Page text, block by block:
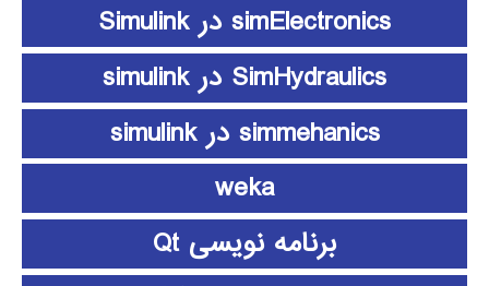
simElectronics در Simulink
SimHydraulics در simulink
simmehanics در simulink
weka
برنامه نویسی Qt